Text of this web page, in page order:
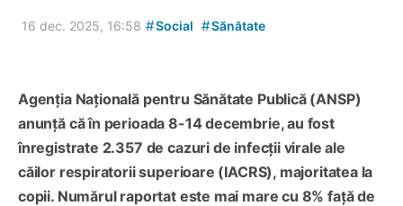
16 dec. 2025, 16:58 #Social #Sănătate
Agenția Națională pentru Sănătate Publică (ANSP)
anunță că în perioada 8-14 decembrie, au fost
înregistrate 2.357 de cazuri de infecții virale ale
căilor respiratorii superioare (IACRS), majoritatea la
copii. Numărul raportat este mai mare cu 8% față de